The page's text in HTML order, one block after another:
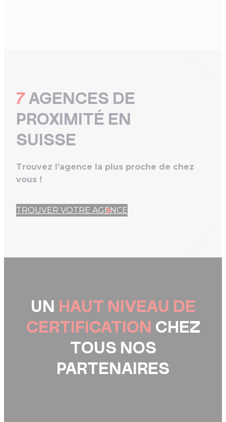
7AGENCES DE
PROXIMITÉ EN
SUISSE
Trouvez l’agence la plus proche de chez
vous !
TROUVER VOTRE AGENCE
UN HAUT NIVEAU DE
CERTIFICATIONCHEZ
TOUS NOS
PARTENAIRES